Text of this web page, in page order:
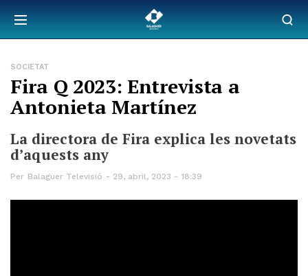
SOCIETAT
Fira Q 2023: Entrevista a
Antonieta Martínez
La directora de Fira explica les novetats
d’aquests any
Per Balaguer Televisió 29, abril, 2023 - 18:39